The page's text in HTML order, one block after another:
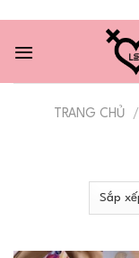
content
TRANG CHỦ /